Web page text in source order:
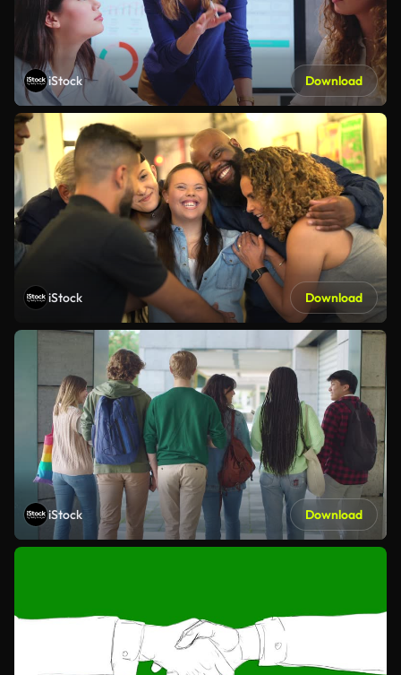
iStock Download
iStock Download
iStock Download